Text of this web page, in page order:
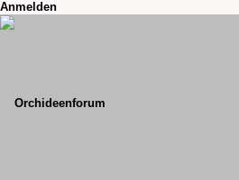
Anmelden